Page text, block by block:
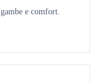
e comfort.